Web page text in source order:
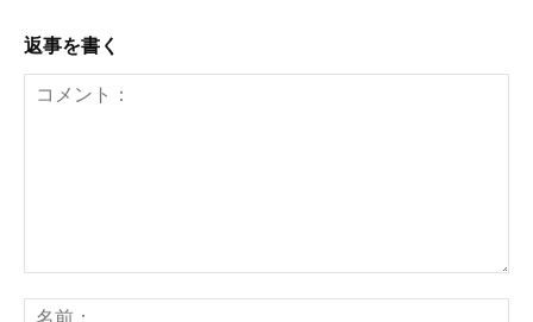
返事を書く